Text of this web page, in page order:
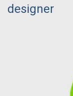
designer